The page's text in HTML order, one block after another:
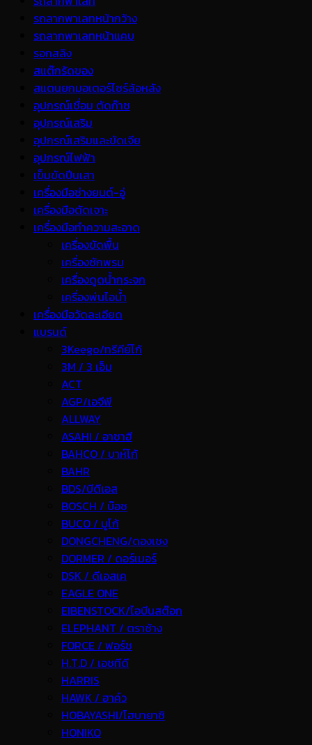
รถลากพาเลทหน้ากว้าง
รถลากพาเลทหน้าแคบ
รอกสลิง
สแต๊กรัดของ
สแตนยกมอเตอร์ไซร์ล้อหลัง
อุปกรณ์เชื่อม ตัดก๊าซ
อุปกรณ์เสริม
อุปกรณ์เสริมและขัดเจีย
อุปกรณ์ไฟฟ้า
เข็มขัดปีนเสา
เครื่องมือช่างยนต์-อู่
เครื่องมือตัดเจาะ
เครื่องมือทำความสะอาด
เครื่องขัดพื้น
เครื่องซักพรม
เครื่องดูดน้ำกระจก
เครื่องพ่นไอน้ำ
เครื่องมือวัดละเอียด
แบรนด์
3Keego/ทรีคีย์โก้
3M / 3 เอ็ม
ACT
AGP/เอจีพี
ALLWAY
ASAHI / อาซาฮี
BAHCO / บาห์โก้
BAHR
BDS/บีดีเอส
BOSCH / บ๊อช
BUCO / บูโก้
DONGCHENG/ดองเชง
DORMER / ดอร์เมอร์
DSK / ดีเอสเค
EAGLE ONE
EIBENSTOCK/ไอบีนสต๊อก
ELEPHANT / ตราช้าง
FORCE / ฟอร์ช
H.T.D / เอชทีดี
HARRIS
HAWK / ฮาค์ว
HOBAYASHI/โฮบายาชิ
HONIKO